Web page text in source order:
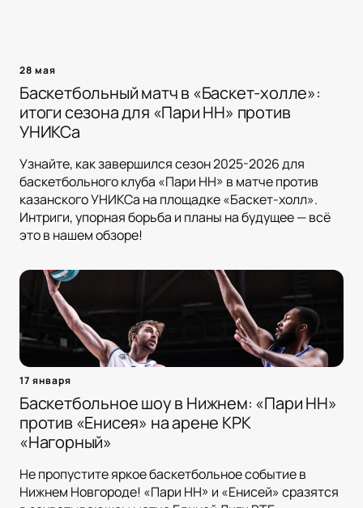
28 мая
Баскетбольный матч в «Баскет-холле»:
итоги сезона для «Пари НН» против
УНИКСа
Узнайте, как завершился сезон 2025-2026 для
баскетбольного клуба «Пари НН» в матче против
казанского УНИКСа на площадке «Баскет-холл».
Интриги, упорная борьба и планы на будущее — всё
это в нашем обзоре!
17 января
Баскетбольное шоу в Нижнем: «Пари НН»
против «Енисея» на арене КРК
«Нагорный»
Не пропустите яркое баскетбольное событие в
Нижнем Новгороде! «Пари НН» и «Енисей» сразятся